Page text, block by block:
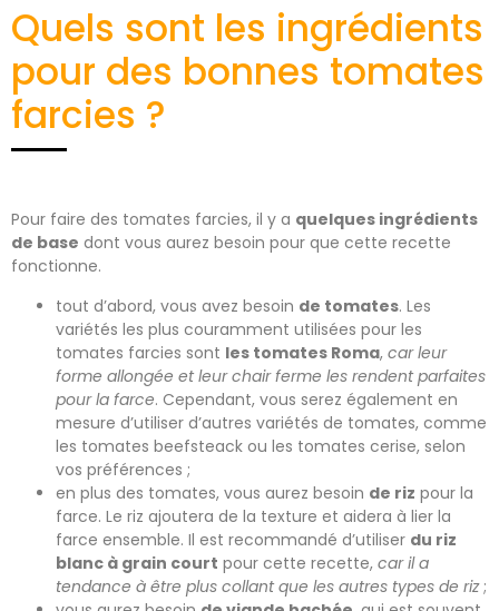
Quels sont les ingrédients
pour des bonnes tomates
farcies ?
Pour faire des tomates farcies, il y a quelques ingrédients
de base dont vous aurez besoin pour que cette recette
fonctionne.
tout d’abord, vous avez besoin de tomates. Les
variétés les plus couramment utilisées pour les
tomates farcies sont les tomates Roma, car leur
forme allongée et leur chair ferme les rendent parfaites
pour la farce. Cependant, vous serez également en
mesure d’utiliser d’autres variétés de tomates, comme
les tomates beefsteack ou les tomates cerise, selon
vos préférences ;
en plus des tomates, vous aurez besoin de riz pour la
farce. Le riz ajoutera de la texture et aidera à lier la
farce ensemble. Il est recommandé d’utiliser du riz
blanc à grain court pour cette recette, car il a
tendance à être plus collant que les autres types de riz;